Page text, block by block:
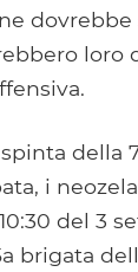
dovrebbe
loro
della
i
del 3
brigata